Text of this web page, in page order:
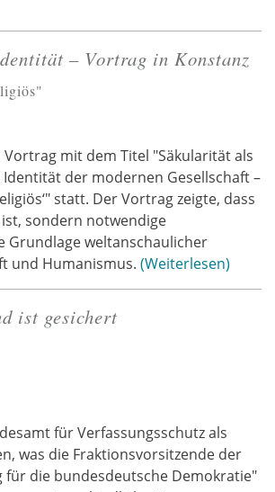
– Vortrag in Konstanz
Vortrag mit dem Titel "Säkularität als
der modernen Gesellschaft –
statt. Der Vortrag zeigte, dass
sondern notwendige
Grundlage weltanschaulicher
und Humanismus. Weiterlesen
ist gesichert
für Verfassungsschutz als
was die Fraktionsvorsitzende der
für die bundesdeutsche Demokratie"